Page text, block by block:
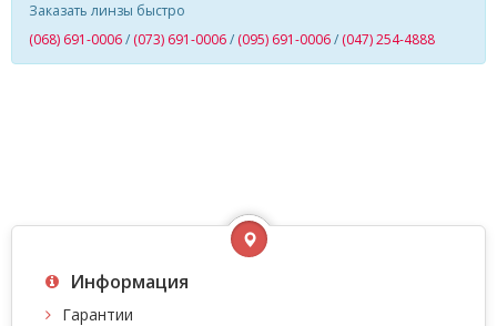
Заказать линзы быстро
(068) 691-0006/ (073) 691-0006/ (095) 691-0006/ (047) 254-4888
Информация
Гарантии